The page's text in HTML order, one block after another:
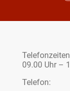
09.00 Uhr –